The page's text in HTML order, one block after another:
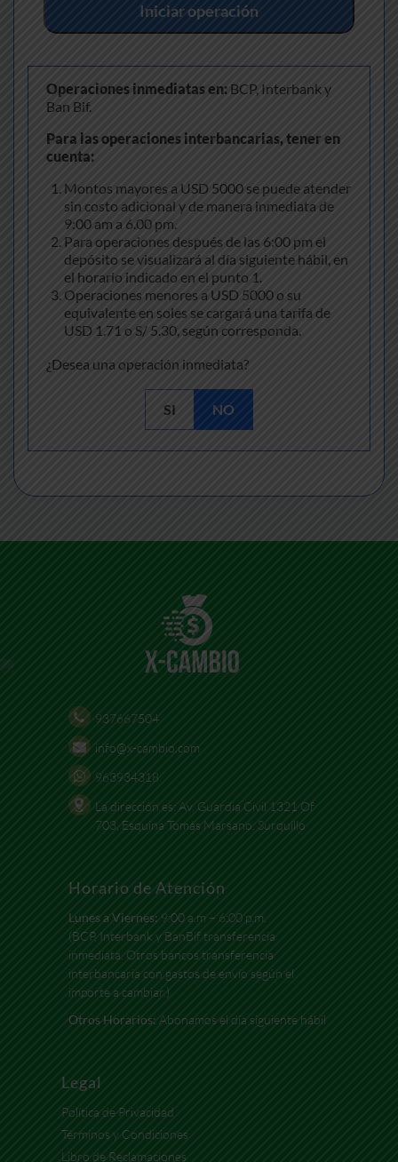
Iniciar operación
Operaciones inmediatas en: BCP, Interbank y
Ban Bif.
Para las operaciones interbancarias, tener en
cuenta:
Montos mayores a USD 5000 se puede atender
sin costo adicional y de manera inmediata de
9:00 am a 6.00 pm.
Para operaciones después de las 6:00 pm el
depósito se visualizará al día siguiente hábil, en
el horario indicado en el punto 1.
Operaciones menores a USD 5000 o su
equivalente en soles se cargará una tarifa de
USD 1.71 o S/ 5.30, según corresponda.
¿Desea una operación inmediata?
SI NO
937667504
info@x-cambio.com
963934318
La dirección es: Av. Guardia Civil 1321 Of
703, Esquina Tomás Marsano, Surquillo
Horario de Atención
Lunes a Viernes: 9:00 a.m – 6:00 p.m.
(BCP, Interbank y BanBif transferencia
inmediata. Otros bancos transferencia
interbancaria con gastos de envío según el
importe a cambiar.)
Otros Horarios: Abonamos el día siguiente hábil
Legal
Política de Privacidad
Términos y Condiciones
Libro de Reclamaciones